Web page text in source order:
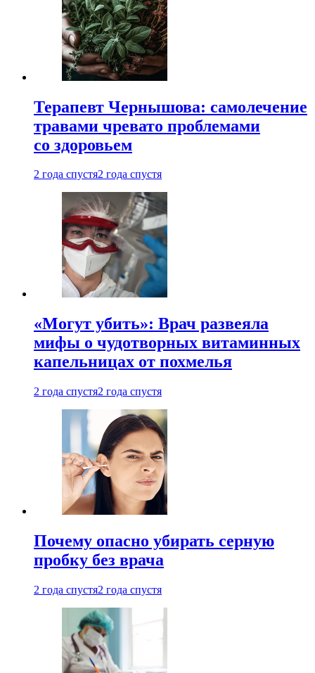
Терапевт Чернышова: самолечение
травами чревато проблемами
со здоровьем
2 года спустя2 года спустя
«Могут убить»: Врач развеяла
мифы о чудотворных витаминных
капельницах от похмелья
2 года спустя2 года спустя
Почему опасно убирать серную
пробку без врача
2 года спустя2 года спустя